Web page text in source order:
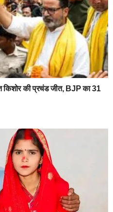
किशोर की प्रचंड जीत, BJP का 31